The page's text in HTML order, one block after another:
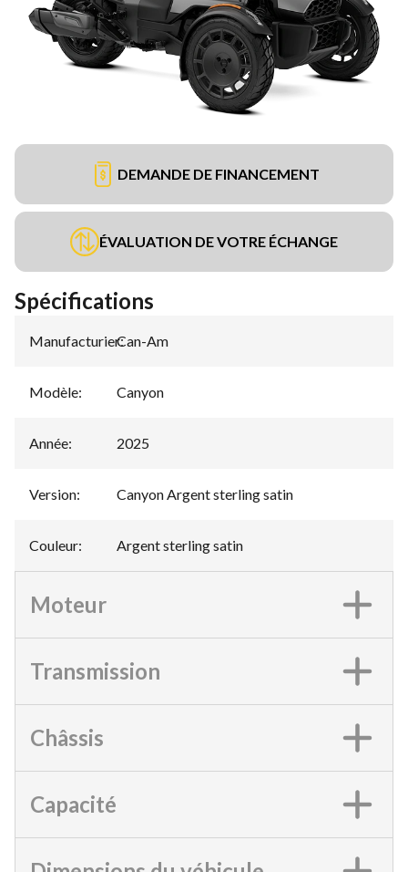
DEMANDE DE FINANCEMENT
ÉVALUATION DE VOTRE ÉCHANGE
Spécifications
Manufacturier:
Can-Am
Modèle: Canyon
Année: 2025
Version: Canyon Argent sterling satin
Couleur: Argent sterling satin
Moteur
Transmission
Châssis
Capacité